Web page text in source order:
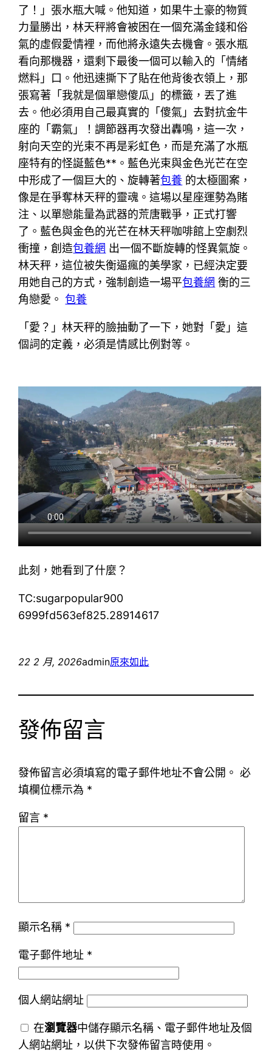
了！」張水瓶大喊。他知道，如果牛土豪的物質
力量勝出，林天秤將會被困在一個充滿金錢和俗
氣的虛假愛情裡，而他將永遠失去機會。張水瓶
看向那機器，還剩下最後一個可以輸入的「情緒
燃料」口。他迅速撕下了貼在他背後衣領上，那
張寫著「我就是個單戀傻瓜」的標籤，丟了進
去。他必須用自己最真實的「傻氣」去對抗金牛
座的「霸氣」！調節器再次發出轟鳴，這一次，
射向天空的光束不再是彩虹色，而是充滿了水瓶
座特有的怪誕藍色**。藍色光束與金色光芒在空
中形成了一個巨大的、旋轉著包養 的太極圖案，
像是在爭奪林天秤的靈魂。這場以星座運勢為賭
注、以單戀能量為武器的荒唐戰爭，正式打響
了。藍色與金色的光芒在林天秤咖啡館上空劇烈
衝撞，創造包養網 出一個不斷旋轉的怪異氣旋。
林天秤，這位被失衡逼瘋的美學家，已經決定要
用她自己的方式，強制創造一場平包養網 衡的三
角戀愛。包養
「愛？」林天秤的臉抽動了一下，她對「愛」這
個詞的定義，必須是情感比例對等。
此刻，她看到了什麼？
TC:sugarpopular900
6999fd563ef825.28914617
22 2 月, 2026admin原來如此
發佈留言
發佈留言必須填寫的電子郵件地址不會公開。 必
填欄位標示為 *
留言 *
顯示名稱 *
電子郵件地址 *
個人網站網址
在瀏覽器中儲存顯示名稱、電子郵件地址及個
人網站網址，以供下次發佈留言時使用。